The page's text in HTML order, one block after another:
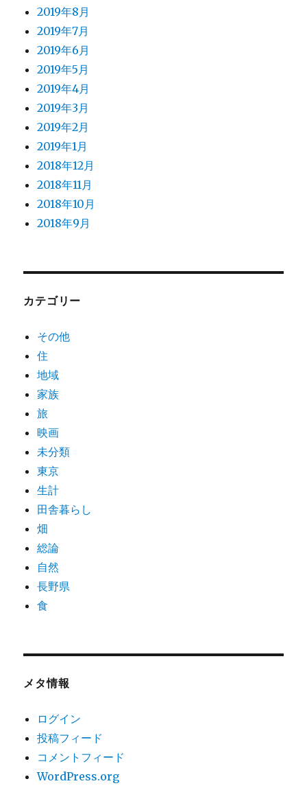
2019年8月
2019年7月
2019年6月
2019年5月
2019年4月
2019年3月
2019年2月
2019年1月
2018年12月
2018年11月
2018年10月
2018年9月
カテゴリー
その他
住
地域
家族
旅
映画
未分類
東京
生計
田舎暮らし
畑
総論
自然
長野県
食
メタ情報
ログイン
投稿フィード
コメントフィード
WordPress.org